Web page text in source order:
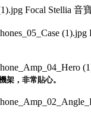
架，非常貼心。